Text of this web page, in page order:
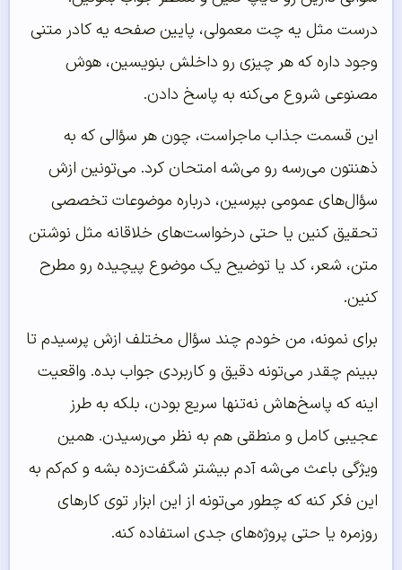
درست مثل یه چت معمولی، پایین صفحه یه کادر متنی
وجود داره که هر چیزی رو داخلش بنویسین، هوش
مصنوعی شروع می‌کنه به پاسخ دادن.
این قسمت جذاب ماجراست، چون هر سؤالی که به
ذهنتون می‌رسه رو می‌شه امتحان کرد. می‌تونین ازش
سؤال‌های عمومی بپرسین، درباره موضوعات تخصصی
تحقیق کنین یا حتی درخواست‌های خلاقانه مثل نوشتن
متن، شعر، کد یا توضیح یک موضوع پیچیده رو مطرح
کنین.
برای نمونه، من خودم چند سؤال مختلف ازش پرسیدم تا
ببینم چقدر می‌تونه دقیق و کاربردی جواب بده. واقعیت
اینه که پاسخ‌هاش نه‌تنها سریع بودن، بلکه به طرز
عجیبی کامل و منطقی هم به نظر می‌رسیدن. همین
ویژگی باعث می‌شه آدم بیشتر شگفت‌زده بشه و کم‌کم به
این فکر کنه که چطور می‌تونه از این ابزار توی کارهای
روزمره یا حتی پروژه‌های جدی استفاده کنه.